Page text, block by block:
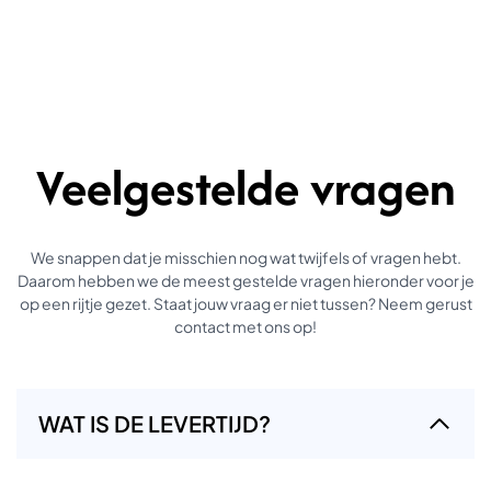
Veelgestelde vragen
We snappen dat je misschien nog wat twijfels of vragen hebt.
Daarom hebben we de meest gestelde vragen hieronder voor je
op een rijtje gezet. Staat jouw vraag er niet tussen? Neem gerust
contact met ons op!
WAT IS DE LEVERTIJD?